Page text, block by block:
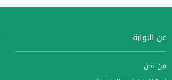
عن البوابة
من نحن